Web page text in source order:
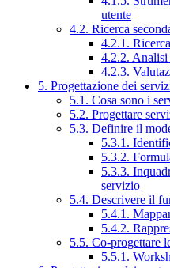
utente
4.2. Ricerca
4.2.1.
4.2.2. Analisi
4.2.3.
5. Progettazione dei
5.1. Cosa sono i
5.2. Progettare
5.3. Definire il
5.3.1.
5.3.2.
5.3.3.
servizio
5.4. Descrivere il
5.4.1.
5.4.2.
5.5. Co-progettare
5.5.1.